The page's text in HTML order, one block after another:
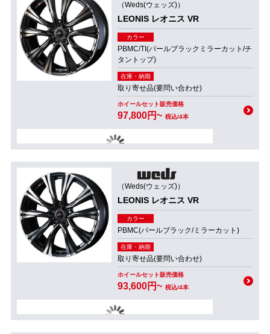
（Weds(ウェッズ)）
LEONIS レオニス VR
カラー
PBMC/TI(パールブラックミラーカット/チ
タントップ)
在庫・納期
取り寄せ品(要問い合わせ)
ホイールセット販売価格
97,800円~ 税込/4本
（Weds(ウェッズ)）
LEONIS レオニス VR
カラー
PBMC(パールブラック/ミラーカット)
在庫・納期
取り寄せ品(要問い合わせ)
ホイールセット販売価格
93,600円~ 税込/4本